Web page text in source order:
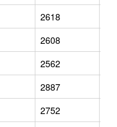
2618
2608
2562
2887
2752